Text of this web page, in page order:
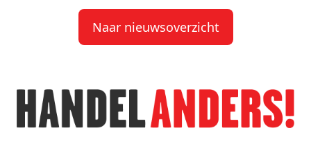
Naar nieuwsoverzicht